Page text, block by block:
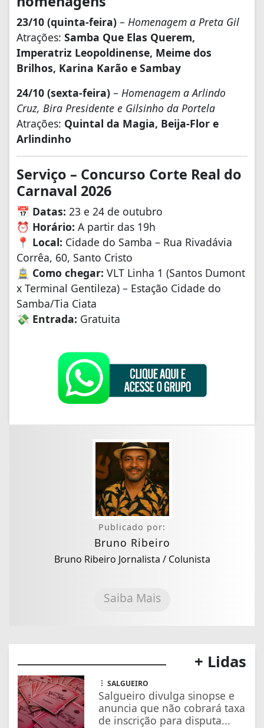
23/10 (quinta-feira) – Homenagem a Preta Gil
Atrações: Samba Que Elas Querem,
Imperatriz Leopoldinense, Meime dos
Brilhos, Karina Karão e Sambay
24/10 (sexta-feira) – Homenagem a Arlindo
Cruz, Bira Presidente e Gilsinho da Portela
Atrações: Quintal da Magia, Beija-Flor e
Arlindinho
Serviço – Concurso Corte Real do
Carnaval 2026
📅 Datas: 23 e 24 de outubro
⏰ Horário: A partir das 19h
📍 Local: Cidade do Samba – Rua Rivadávia
Corrêa, 60, Santo Cristo
🚊 Como chegar: VLT Linha 1 (Santos Dumont
x Terminal Gentileza) – Estação Cidade do
Samba/Tia Ciata
💸 Entrada: Gratuita
Publicado por:
Bruno Ribeiro
Bruno Ribeiro Jornalista / Colunista
Saiba Mais
+ Lidas
SALGUEIRO
Salgueiro divulga sinopse e
anuncia que não cobrará taxa
de inscrição para disputa...